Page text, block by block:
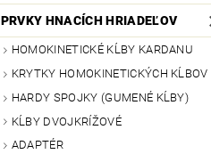
PRVKY HNACÍCH HRIADEĽOV
HOMOKINETICKÉ KĹBY KARDANU
KRYTKY HOMOKINETICKÝCH KĹBOV
HARDY SPOJKY (GUMENÉ KĹBY)
KĹBY DVOJKRÍŽOVÉ
ADAPTÉR